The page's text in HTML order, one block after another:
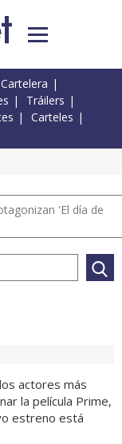
Cartelera
Tráilers
Carteles
'El día de
actores más
la película Prime,
estreno está